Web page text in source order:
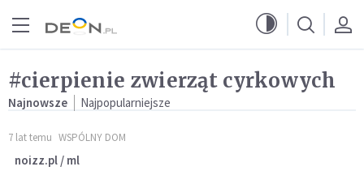
#cierpienie zwierząt cyrkowych
Najnowsze Najpopularniejsze
7 lat temu WSPÓLNY DOM
noizz.pl / ml